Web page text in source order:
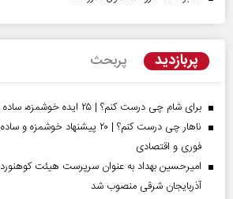
پربازدید پربحث
برای شام چی درست کنم؟ | ۲۵ ایده خوشمزه، ساده و فوری برای شام امشب
ناهار چی درست کنم؟ | ۲۰ پیشنهاد
فوری و اقتصادی
امیرحسین بهداد به عنوان سرپرست هیئت
آذربایجان شرقی منصوب شد